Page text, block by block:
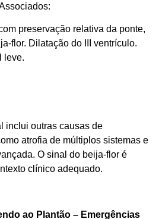
preservação relativa da ponte,
flor. Dilatação do III ventrículo.
leve.
inclui outras causas de
atrofia de múltiplos sistemas e
O sinal do beija-flor é
clínico adequado.
ao Plantão – Emergências